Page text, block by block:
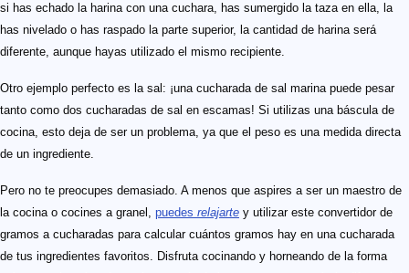
si has echado la harina con una cuchara, has sumergido la taza en ella, la
has nivelado o has raspado la parte superior, la cantidad de harina será
diferente, aunque hayas utilizado el mismo recipiente.
Otro ejemplo perfecto es la sal: ¡una cucharada de sal marina puede pesar
tanto como dos cucharadas de sal en escamas! Si utilizas una báscula de
cocina, esto deja de ser un problema, ya que el peso es una medida directa
de un ingrediente.
Pero no te preocupes demasiado. A menos que aspires a ser un maestro de
la cocina o cocines a granel, puedes relajarte y utilizar este convertidor de
gramos a cucharadas para calcular cuántos gramos hay en una cucharada
de tus ingredientes favoritos. Disfruta cocinando y horneando de la forma